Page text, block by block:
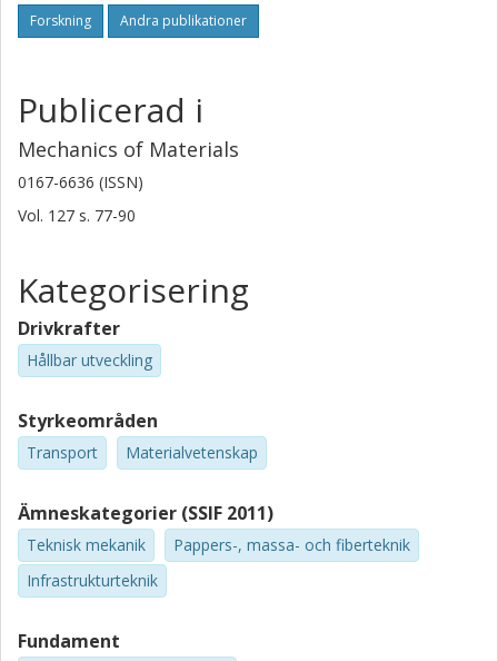
Forskning Andra publikationer
Publicerad i
Mechanics of Materials
0167-6636 (ISSN)
Vol. 127 s. 77-90
Kategorisering
Drivkrafter
Hållbar utveckling
Styrkeområden
Transport Materialvetenskap
Ämneskategorier (SSIF 2011)
Teknisk mekanik
Pappers-, massa- och fiberteknik
Infrastrukturteknik
Fundament